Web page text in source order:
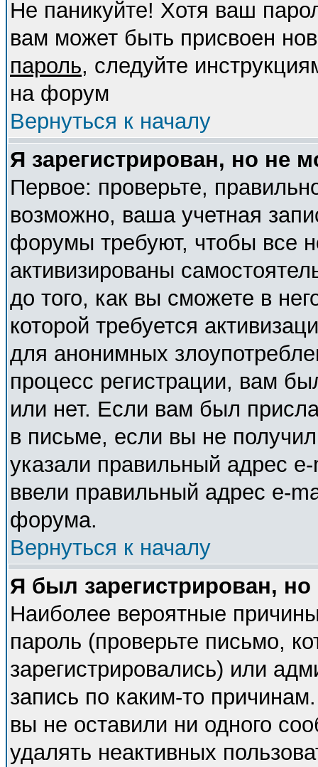
Не паникуйте! Хотя ваш
вам может быть присвоен
пароль, следуйте
на форум
Вернуться к началу
Я зарегистрирован, но не
Первое: проверьте,
возможно, ваша учетная
форумы требуют, чтобы все
активизированы
до того, как вы сможете в
которой требуется
для анонимных
процесс регистрации, вам
или нет. Если вам был
в письме, если вы не
указали правильный адрес
ввели правильный адрес e-
форума.
Вернуться к началу
Я был зарегистрирован,
Наиболее вероятные
пароль (проверьте письмо,
зарегистрировались) или
запись по каким-то
вы не оставили ни одного
удалять неактивных